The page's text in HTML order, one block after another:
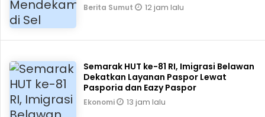
Berita Sumut 12 jam lalu
Semarak HUT ke-81 RI, Imigrasi Belawan
Dekatkan Layanan Paspor Lewat
Pasporia dan Eazy Paspor
Ekonomi 13 jam lalu